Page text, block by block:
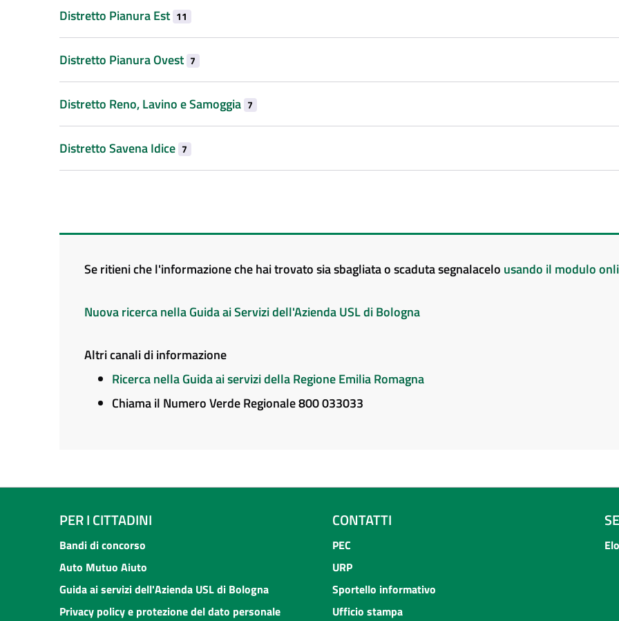
Distretto Pianura Est 11
Distretto Pianura Ovest 7
Distretto Reno, Lavino e Samoggia 7
Distretto Savena Idice 7
Se ritieni che l'informazione che hai trovato sia sbagliata o scaduta segnalacelo usando il modulo
Nuova ricerca nella Guida ai Servizi dell'Azienda USL di Bologna
Altri canali di informazione
Ricerca nella Guida ai servizi della Regione Emilia Romagna
Chiama il Numero Verde Regionale 800 033033
PER I CITTADINI
Bandi di concorso
Auto Mutuo Aiuto
Guida ai servizi dell'Azienda USL di Bologna
Privacy policy e protezione del dato personale
CONTATTI
PEC
URP
Sportello informativo
Ufficio stampa